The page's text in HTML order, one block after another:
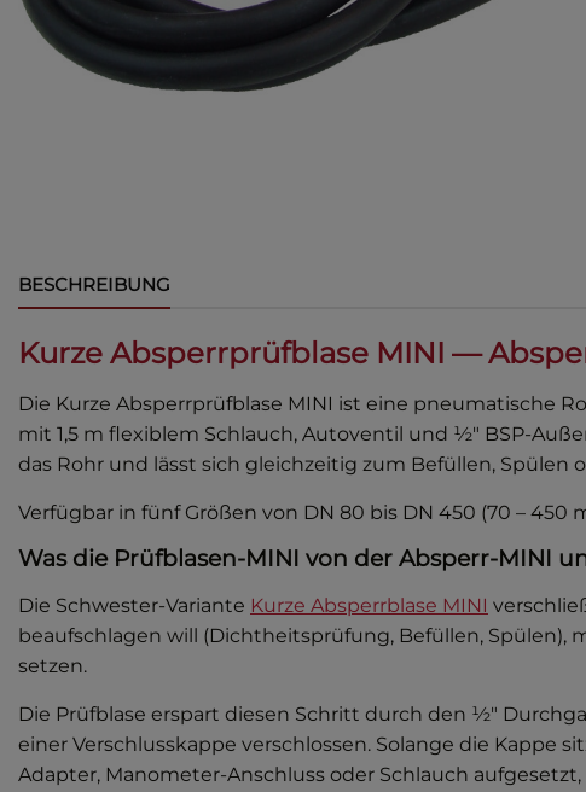
BESCHREIBUNG
Kurze Absperrprüfblase MINI —
Die Kurze Absperrprüfblase MINI ist eine pneumatische
mit 1,5 m flexiblem Schlauch, Autoventil und ½″ BSP-
das Rohr und lässt sich gleichzeitig zum Befüllen,
Verfügbar in fünf Größen von DN 80 bis DN 450 (70 –
Was die Prüfblasen-MINI von der Absperr-MINI
Die Schwester-Variante Kurze Absperrblase MINI
beaufschlagen will (Dichtheitsprüfung, Befüllen, Spülen),
setzen.
Die Prüfblase erspart diesen Schritt durch den ½″
einer Verschlusskappe verschlossen. Solange die Kappe
Adapter, Manometer-Anschluss oder Schlauch